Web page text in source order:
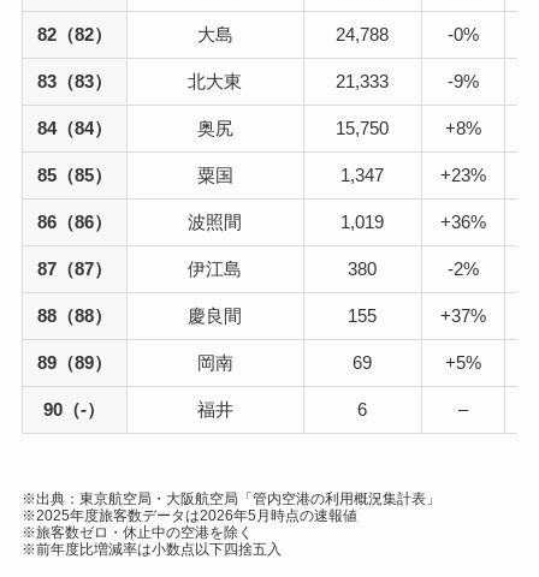
82（82） 大島 24,788 -0%
83（83） 北大東 21,333 -9%
84（84） 奥尻 15,750 +8%
85（85） 粟国 1,347 +23%
86（86） 波照間 1,019 +36%
87（87） 伊江島 380 -2%
88（88） 慶良間 155 +37%
89（89） 岡南 69 +5%
90（-） 福井 6 –
※出典：東京航空局・大阪航空局「管内空港の利用概況集計表」
※2025年度旅客数データは2026年5月時点の速報値
※旅客数ゼロ・休止中の空港を除く
※前年度比増減率は小数点以下四捨五入